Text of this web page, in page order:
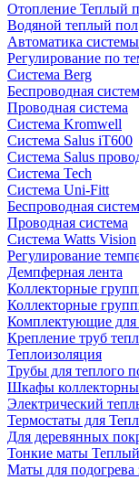
Отопление Теплый
Водяной теплый пол
Автоматика
Регулирование по
Система Berg
Беспроводная
Проводная система
Система Kromwell
Система Salus iT600
Система Salus
Система Tech
Система Uni-Fitt
Беспроводная
Проводная система
Система Watts Vision
Регулирование
Демпферная лента
Коллекторные
Коллекторные
Комплектующие для
Крепление труб
Теплоизоляция
Трубы для теплого
Шкафы
Электрический
Термостаты для
Для деревянных
Тонкие маты
Маты для подогрева